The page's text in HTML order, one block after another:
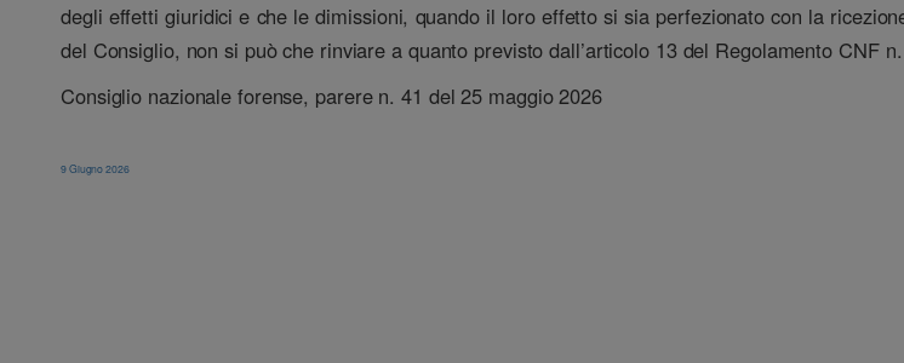
degli effetti giuridici e che le dimissioni, quando il loro effetto si sia perfezionato con la
del Consiglio, non si può che rinviare a quanto previsto dall’articolo 13 del Regolamento CNF
Consiglio nazionale forense, parere n. 41 del 25 maggio 2026
9 Giugno 2026